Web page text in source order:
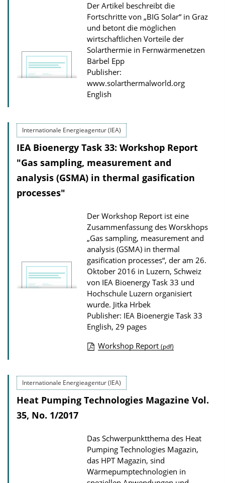
t
i
o
n
D
o
w
l
o
a
d
s
Der Artikel beschreibt die
Fortschritte von „BIG Solar“ in Graz
und betont die möglichen
wirtschaftlichen Vorteile der
Solarthermie in Fernwärmenetzen
Bärbel Epp
Publisher:
www.solarthermalworld.org
English
Internationale Energieagentur (IEA)
IEA Bioenergy Task 33: Workshop Report
"Gas sampling, measurement and
analysis (GSMA) in thermal gasification
processes"
Der Workshop Report ist eine
Zusammenfassung des Worskhops
„Gas sampling, measurement and
analysis (GSMA) in thermal
gasification processes“, der am 26.
Oktober 2016 in Luzern, Schweiz
von IEA Bioenergy Task 33 und
Hochschule Luzern organisiert
wurde. Jitka Hrbek
Publisher: IEA Bioenergie Task 33
English, 29 pages
b
l
a
t
i
Workshop Report (pdf)
Internationale Energieagentur (IEA)
Heat Pumping Technologies Magazine Vol.
35, No. 1/2017
Das Schwerpunktthema des Heat
Pumping Technologies Magazin,
das HPT Magazin, sind
Wärmepumptechnologien in